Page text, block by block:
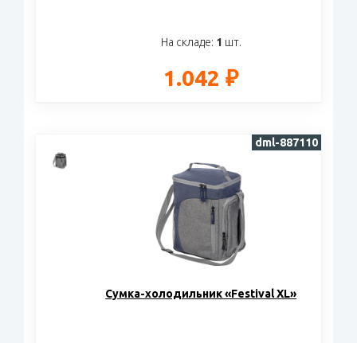
На складе: 1 шт.
1.042 ₽
Сумка-холодильник «Festival XL»
dml-887110